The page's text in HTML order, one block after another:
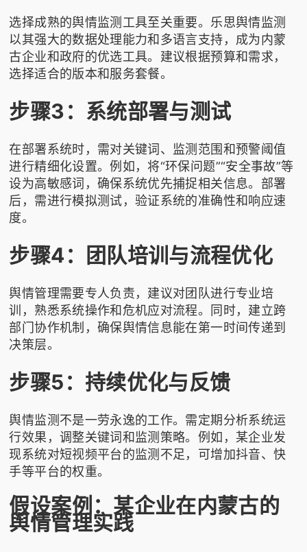
选择成熟的舆情监测工具至关重要。 乐思舆情监测
以其强大的数据处理能力和多语言支持，成为内蒙
古企业和政府的优选工具。建议根据预算和需求，
选择适合的版本和服务套餐。
步骤3：系统部署与测试
在部署系统时，需对关键词、监测范围和预警阈值
进行精细化设置。例如，将“环保问题”“安全事故”等
设为高敏感词，确保系统优先捕捉相关信息。部署
后，需进行模拟测试，验证系统的准确性和响应速
度。
步骤4：团队培训与流程优化
舆情管理需要专人负责，建议对团队进行专业培
训，熟悉系统操作和危机应对流程。同时，建立跨
部门协作机制，确保舆情信息能在第一时间传递到
决策层。
步骤5：持续优化与反馈
舆情监测不是一劳永逸的工作。需定期分析系统运
行效果，调整关键词和监测策略。例如，某企业发
现系统对短视频平台的监测不足，可增加抖音、快
手等平台的权重。
假设案例：某企业在内蒙古的
舆情管理实践